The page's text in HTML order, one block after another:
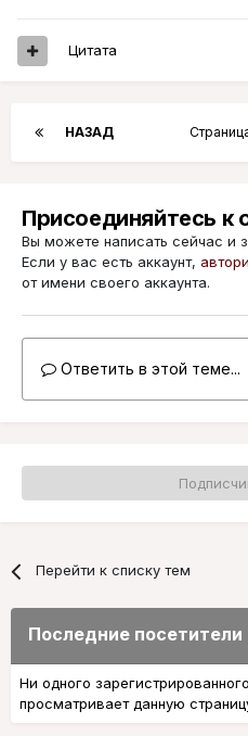
Цитата
НАЗАД
Присоединяйтесь к
Вы можете написать сейчас и
Если у вас есть аккаунт,
от имени своего аккаунта.
Ответить в этой теме...
Перейти к списку тем
Последние посетители
Ни одного
просматривает данную